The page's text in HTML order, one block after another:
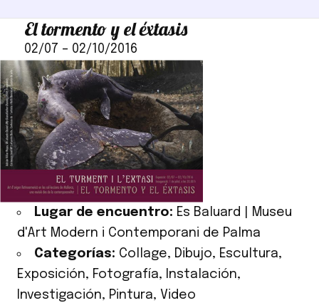
El tormento y el éxtasis
02/07 – 02/10/2016
Lugar de encuentro: Es Baluard | Museu
d'Art Modern i Contemporani de Palma
Categorías: Collage, Dibujo, Escultura,
Exposición, Fotografía, Instalación,
Investigación, Pintura, Video